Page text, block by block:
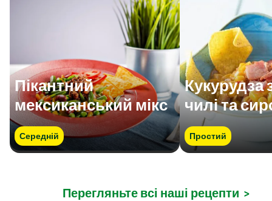
Пікантний
мексиканський мікс
Середній
Кукурудза
чилі та
Простий
Перегляньте всі наші рецепти >